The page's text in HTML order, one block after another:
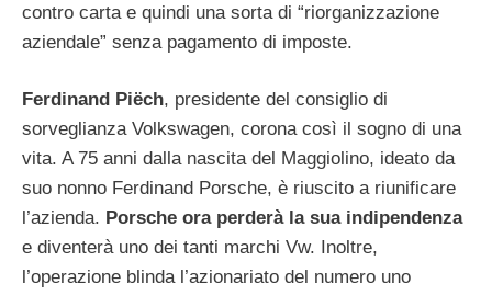
contro carta e quindi una sorta di “riorganizzazione
aziendale” senza pagamento di imposte.
Ferdinand Piëch, presidente del consiglio di
sorveglianza Volkswagen, corona così il sogno di una
vita. A 75 anni dalla nascita del Maggiolino, ideato da
suo nonno Ferdinand Porsche, è riuscito a riunificare
l’azienda. Porsche ora perderà la sua indipendenza
e diventerà uno dei tanti marchi Vw. Inoltre,
l’operazione blinda l’azionariato del numero uno